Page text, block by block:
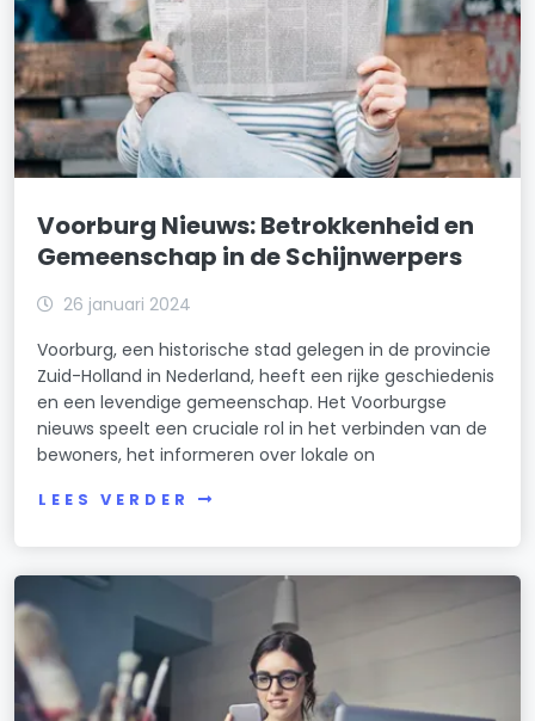
Voorburg Nieuws: Betrokkenheid en
Gemeenschap in de Schijnwerpers
26 januari 2024
Voorburg, een historische stad gelegen in de provincie
Zuid-Holland in Nederland, heeft een rijke geschiedenis
en een levendige gemeenschap. Het Voorburgse
nieuws speelt een cruciale rol in het verbinden van de
bewoners, het informeren over lokale on
LEES VERDER